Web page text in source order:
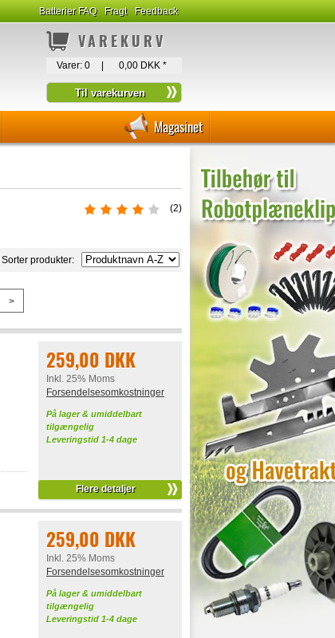
Batterier FAQ Fragt Feedback
VAREKURV
Varer: 0 0,00 DKK *
Magasinet
(2)
Sorter produkter:
>
259,00 DKK
Inkl. 25% Moms
Forsendelsesomkostninger
På lager & umiddelbart
tilgængelig
Leveringstid 1-4 dage
Flere detaljer
259,00 DKK
Inkl. 25% Moms
Forsendelsesomkostninger
På lager & umiddelbart
tilgængelig
Leveringstid 1-4 dage